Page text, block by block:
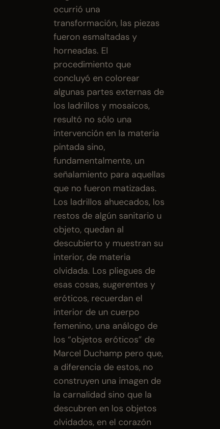
ocurrió una
transformación, las piezas
fueron esmaltadas y
horneadas. El
procedimiento que
concluyó en colorear
algunas partes externas de
los ladrillos y mosaicos,
resultó no sólo una
intervención en la materia
pintada sino,
fundamentalmente, un
señalamiento para aquellas
que no fueron matizadas.
Los ladrillos ahuecados, los
restos de algún sanitario u
objeto, quedan al
descubierto y muestran su
interior, de materia
olvidada. Los pliegues de
esas cosas, sugerentes y
eróticos, recuerdan el
interior de un cuerpo
femenino, una análogo de
los “objetos eróticos” de
Marcel Duchamp pero que,
a diferencia de estos, no
construyen una imagen de
la carnalidad sino que la
descubren en los objetos
olvidados, en el corazón